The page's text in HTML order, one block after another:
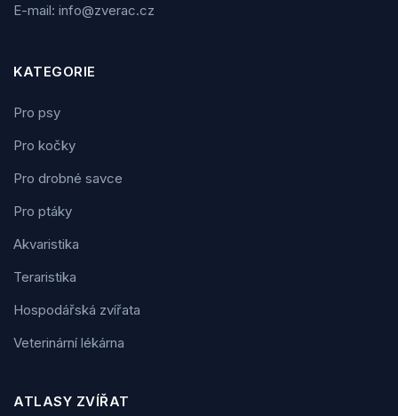
E-mail: info@zverac.cz
KATEGORIE
Pro psy
Pro kočky
Pro drobné savce
Pro ptáky
Akvaristika
Teraristika
Hospodářská zvířata
Veterinární lékárna
ATLASY ZVÍŘAT